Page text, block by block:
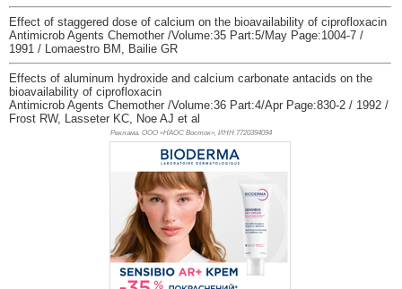
Effect of staggered dose of calcium on the bioavailability of ciprofloxacin
Antimicrob Agents Chemother /Volume:35 Part:5/May Page:1004-7 /
1991 / Lomaestro BM, Bailie GR
Effects of aluminum hydroxide and calcium carbonate antacids on the
bioavailability of ciprofloxacin
Antimicrob Agents Chemother /Volume:36 Part:4/Apr Page:830-2 / 1992 /
Frost RW, Lasseter KC, Noe AJ et al
Реклама. ООО «НАОС Восток», ИНН 7720394094